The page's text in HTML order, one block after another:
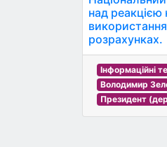
над реакцією
розрахунках.
Інформаційні
Володимир
Президент